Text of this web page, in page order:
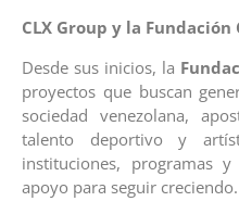
CLX Group y la Fundación
Desde sus inicios, la
proyectos que buscan
sociedad venezolana,
talento deportivo y
instituciones, programas
apoyo para seguir creciendo.